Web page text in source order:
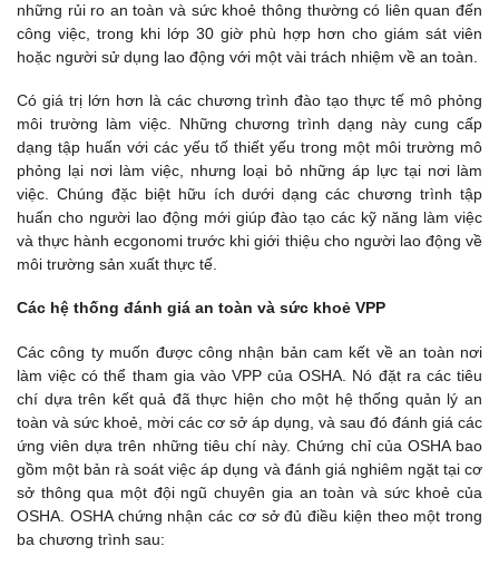
những rủi ro an toàn và sức khoẻ thông thường có liên quan đến
công việc, trong khi lớp 30 giờ phù hợp hơn cho giám sát viên
hoặc người sử dụng lao động với một vài trách nhiệm về an toàn.
Có giá trị lớn hơn là các chương trình đào tạo thực tế mô phỏng
môi trường làm việc. Những chương trình dạng này cung cấp
dạng tập huấn với các yếu tố thiết yếu trong một môi trường mô
phỏng lại nơi làm việc, nhưng loại bỏ những áp lực tại nơi làm
việc. Chúng đặc biệt hữu ích dưới dạng các chương trình tập
huấn cho người lao động mới giúp đào tạo các kỹ năng làm việc
và thực hành ecgonomi trước khi giới thiệu cho người lao động về
môi trường sản xuất thực tế.
Các hệ thống đánh giá an toàn và sức khoẻ VPP
Các công ty muốn được công nhận bản cam kết về an toàn nơi
làm việc có thể tham gia vào VPP của OSHA. Nó đặt ra các tiêu
chí dựa trên kết quả đã thực hiện cho một hệ thống quản lý an
toàn và sức khoẻ, mời các cơ sở áp dụng, và sau đó đánh giá các
ứng viên dựa trên những tiêu chí này. Chứng chỉ của OSHA bao
gồm một bản rà soát việc áp dụng và đánh giá nghiêm ngặt tại cơ
sở thông qua một đội ngũ chuyên gia an toàn và sức khoẻ của
OSHA. OSHA chứng nhận các cơ sở đủ điều kiện theo một trong
ba chương trình sau: